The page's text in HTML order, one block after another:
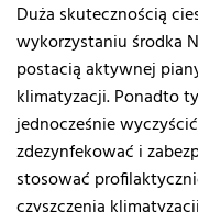
Duża skutecznością
wykorzystaniu środka
postacią aktywnej
klimatyzacji. Ponadto
jednocześnie
zdezynfekować i
stosować